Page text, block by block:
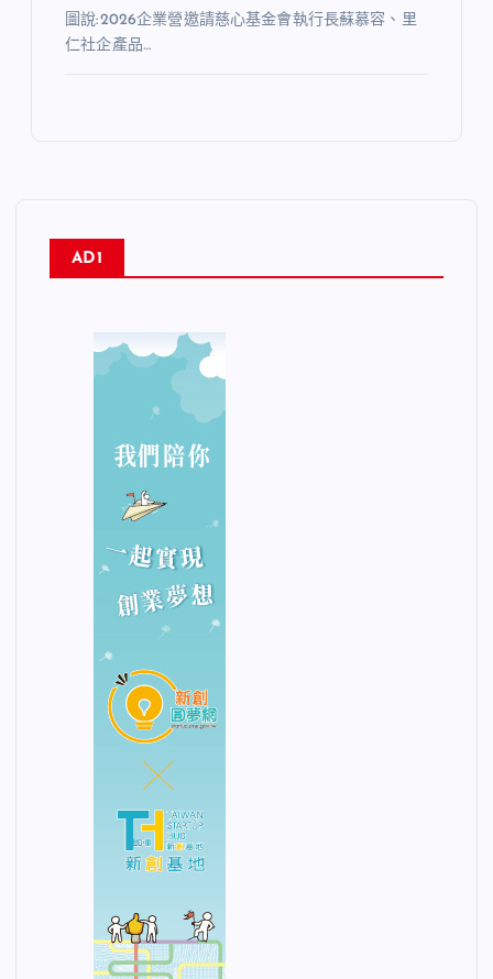
圖說:2026企業營邀請慈心基金會執行長蘇慕容、里
仁社企產品…
AD1